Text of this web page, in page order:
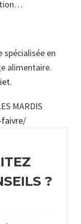
spécialisée en
alimentaire.
MARDIS
faivre/
?